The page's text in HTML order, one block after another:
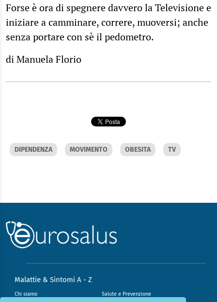
Forse è ora di spegnere davvero la Televisione e
iniziare a camminare, correre, muoversi; anche
senza portare con sè il pedometro.
di Manuela Florio
DIPENDENZA MOVIMENTO OBESITA TV
Malattie & Sintomi A - Z
Chi siamo Salute e Prevenzione